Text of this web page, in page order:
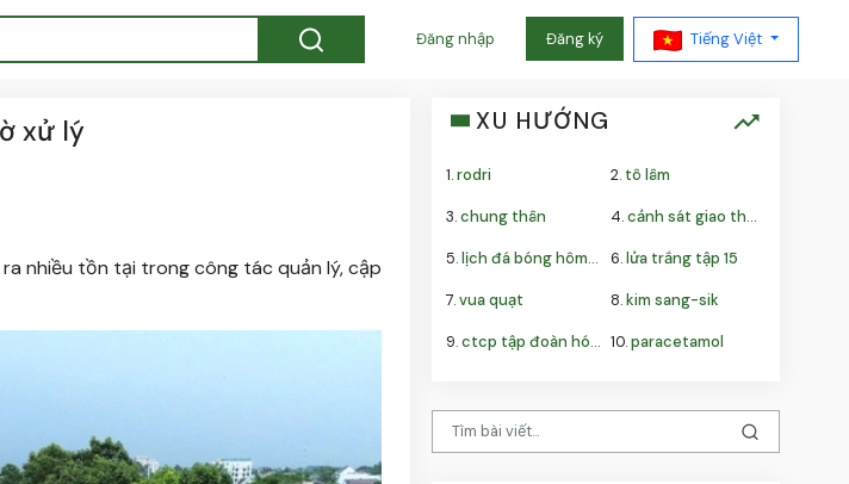
Đăng nhập Đăng ký Tiếng Việt
xử lý
nhiều tồn tại trong công tác quản lý, cập
XU HƯỚNG
1.rodri 2. tô lâm
3.chung thân 4.cảnh sát giao thông
5.lịch đá bóng hôm nay việt nam 6.lửa trắng tập 15
7.vua quạt 8.kim sang-sik
9.ctcp tập đoàn hóa chất đức giang 10.paracetamol